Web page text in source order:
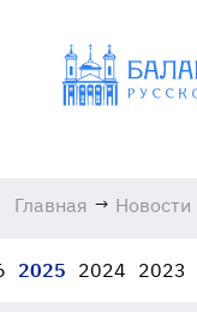
Главная → Новости
2025 2024 2023